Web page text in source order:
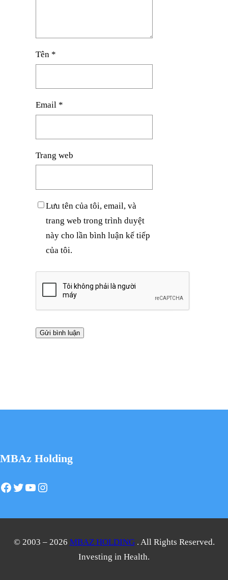
Tên *
Email *
Trang web
Lưu tên của tôi, email, và
trang web trong trình duyệt
này cho lần bình luận kế tiếp
của tôi.
MBAz Holding
Facebook Twitter YouTube Instagram
© 2003 – 2026 MBAZ HOLDING. All Rights Reserved.
Investing in Health.